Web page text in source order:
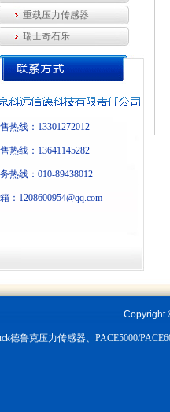
重载压力传感器
瑞士奇石乐
热线：13301272012
热线：13641145282
热线：010-89438012
：1208600954@qq.com
Copyright
德鲁克压力传感器、PACE5000/